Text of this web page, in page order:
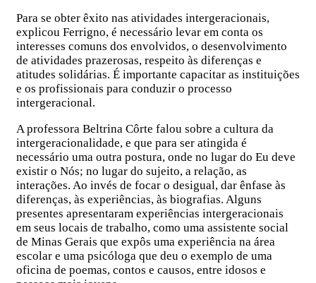
Para se obter êxito nas atividades intergeracionais,
explicou Ferrigno, é necessário levar em conta os
interesses comuns dos envolvidos, o desenvolvimento
de atividades prazerosas, respeito às diferenças e
atitudes solidárias. É importante capacitar as instituições
e os profissionais para conduzir o processo
intergeracional.
A professora Beltrina Côrte falou sobre a cultura da
intergeracionalidade, e que para ser atingida é
necessário uma outra postura, onde no lugar do Eu deve
existir o Nós; no lugar do sujeito, a relação, as
interações. Ao invés de focar o desigual, dar ênfase às
diferenças, às experiências, às biografias. Alguns
presentes apresentaram experiências intergeracionais
em seus locais de trabalho, como uma assistente social
de Minas Gerais que expôs uma experiência na área
escolar e uma psicóloga que deu o exemplo de uma
oficina de poemas, contos e causos, entre idosos e